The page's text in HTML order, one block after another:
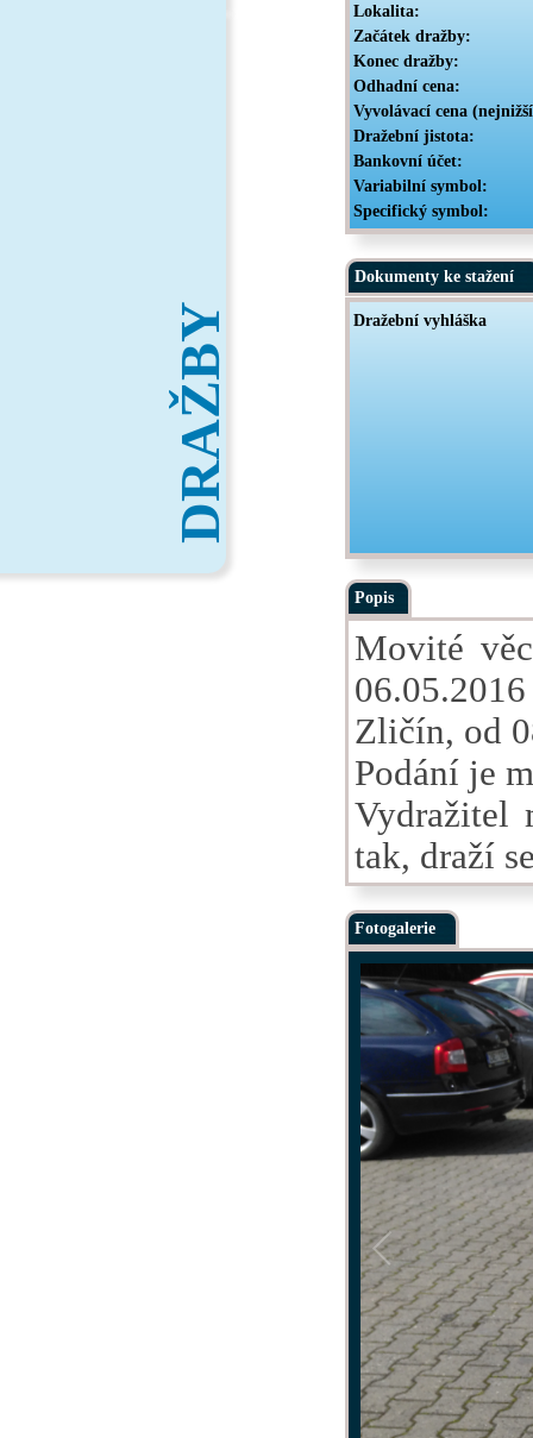
DRAŽBY
Lokalita:
Začátek dražby:
Konec dražby:
Odhadní cena:
Vyvolávací cena
Dražební jistota:
Bankovní účet:
Variabilní symbol:
Specifický symbol:
Dokumenty ke stažení
Dražební vyhláška
Popis
Movité
Zličín, od
Podání je
Vydražitel
tak, draží
Fotogalerie